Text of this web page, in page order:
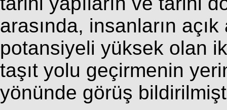
arasında, insanların
potansiyeli yüksek olan
taşıt yolu geçirmenin
yönünde görüş